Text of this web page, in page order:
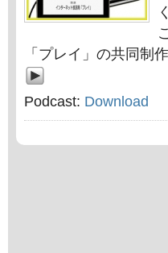
「プレイ」の共同制
Podcast: Download